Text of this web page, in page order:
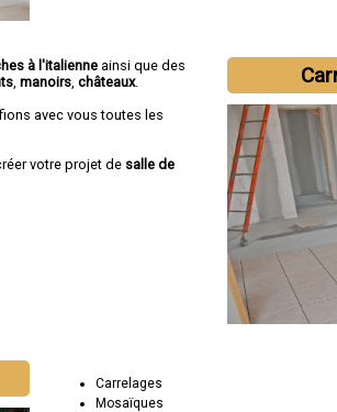
à l'italienne ainsi que des
, manoirs, châteaux.
avec vous toutes les
votre projet de salle de
Carrelages
Mosaïques